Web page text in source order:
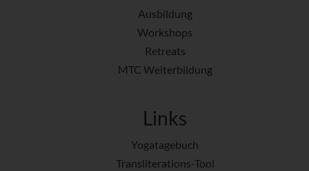
Ausbildung
Workshops
Retreats
MTC Weiterbildung
Links
Yogatagebuch
Transliterations-Tool